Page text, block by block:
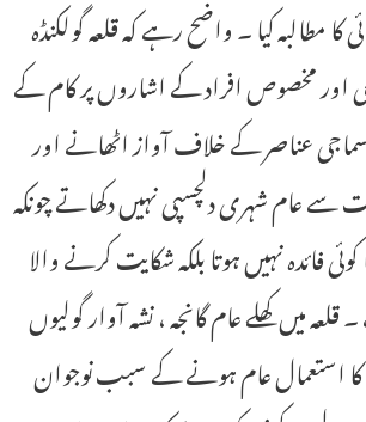
مطالبہ کیا ۔ واضح رہے کہ قلعہ گولکنڈہ
اور مخصوص افراد کے اشاروں پر کام کے
عناصر کے خلاف آواز اٹھانے اور
عام شہری دلچسپی نہیں دکھاتے چونکہ
فائدہ نہیں ہوتا بلکہ شکایت کرنے والا
میں کھلے عام گانجہ ، نشہ آوار گولیوں
کا استعمال عام ہونے کے سبب نوجوان